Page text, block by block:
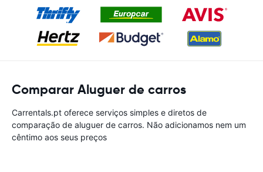
Comparar Aluguer de carros
Carrentals.pt oferece serviços simples e diretos de
comparação de aluguer de carros. Não adicionamos nem um
cêntimo aos seus preços